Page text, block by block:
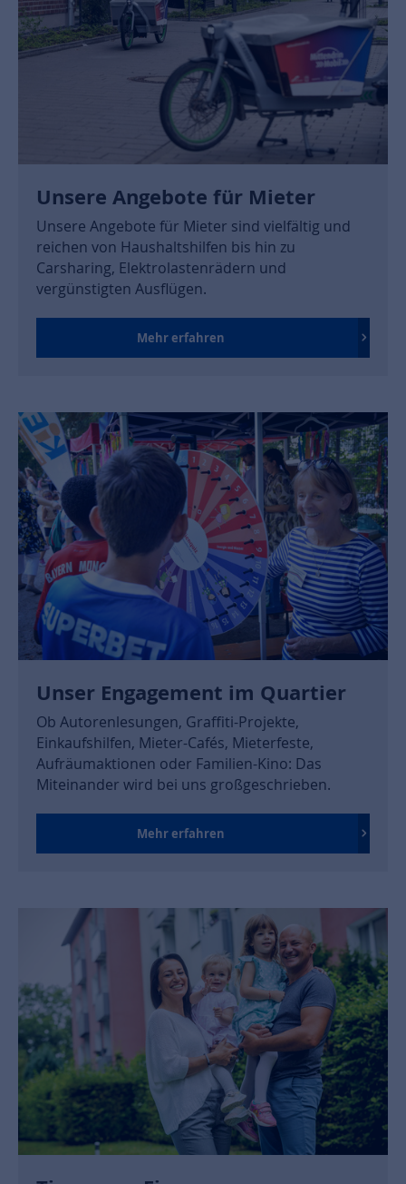
Unsere Angebote für Mieter
Unsere Angebote für Mieter sind vielfältig und
reichen von Haushaltshilfen bis hin zu
Carsharing, Elektrolastenrädern und
vergünstigten Ausflügen.
Mehr erfahren
Unser Engagement im Quartier
Ob Autorenlesungen, Graffiti-Projekte,
Einkaufshilfen, Mieter-Cafés, Mieterfeste,
Aufräumaktionen oder Familien-Kino: Das
Miteinander wird bei uns großgeschrieben.
Mehr erfahren